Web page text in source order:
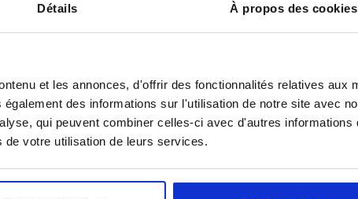
Détails À propos des cookies
et les annonces, d'offrir des fonctionnalités relatives aux
des informations sur l'utilisation de notre site avec
qui peuvent combiner celles-ci avec d'autres informations
votre utilisation de leurs services.
A2 B
AGRANDIR LE TABLEAU